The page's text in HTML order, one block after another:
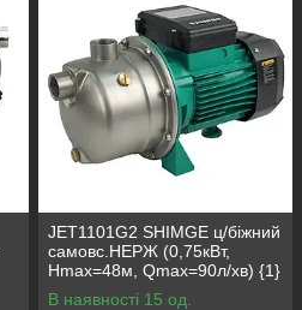
JET1101G2 SHIMGE ц/біжний
самовс.НЕРЖ (0,75кВт,
Нmax=48м, Qmax=90л/хв) {1}
В наявності 15 од.